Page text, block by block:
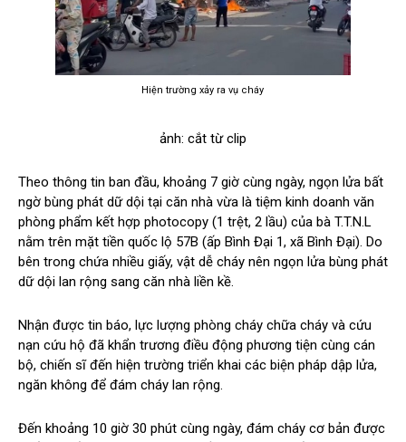
Hiện trường xảy ra vụ cháy
ảnh: cắt từ clip
Theo thông tin ban đầu, khoảng 7 giờ cùng ngày, ngọn lửa bất
ngờ bùng phát dữ dội tại căn nhà vừa là tiệm kinh doanh văn
phòng phẩm kết hợp photocopy (1 trệt, 2 lầu) của bà T.T.N.L
nằm trên mặt tiền quốc lộ 57B (ấp Bình Đại 1, xã Bình Đại). Do
bên trong chứa nhiều giấy, vật dễ cháy nên ngọn lửa bùng phát
dữ dội lan rộng sang căn nhà liền kề.
Nhận được tin báo, lực lượng phòng cháy chữa cháy và cứu
nạn cứu hộ đã khẩn trương điều động phương tiện cùng cán
bộ, chiến sĩ đến hiện trường triển khai các biện pháp dập lửa,
ngăn không để đám cháy lan rộng.
Đến khoảng 10 giờ 30 phút cùng ngày, đám cháy cơ bản được